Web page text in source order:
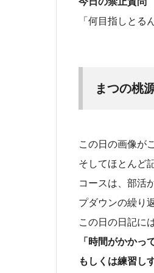
「何目指しとる
まつの桃
この日の画像が
そしてほとんど
コースは、部活
プダウンの繰り
この日の日記に
「時間がかかっ
もしくは練習し